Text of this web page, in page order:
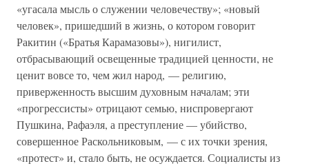
«угасала мысль о служении человечеству»; «новый
человек», пришедший в жизнь, о котором говорит
Ракитин («Братья Карамазовы»), нигилист,
отбрасывающий освещенные традицией ценности, не
ценит вовсе то, чем жил народ, — религию,
приверженность высшим духовным началам; эти
«прогрессисты» отрицают семью, ниспровергают
Пушкина, Рафаэля, а преступление — убийство,
совершенное Раскольниковым, — с их точки зрения,
«протест» и, стало быть, не осуждается. Социалисты из